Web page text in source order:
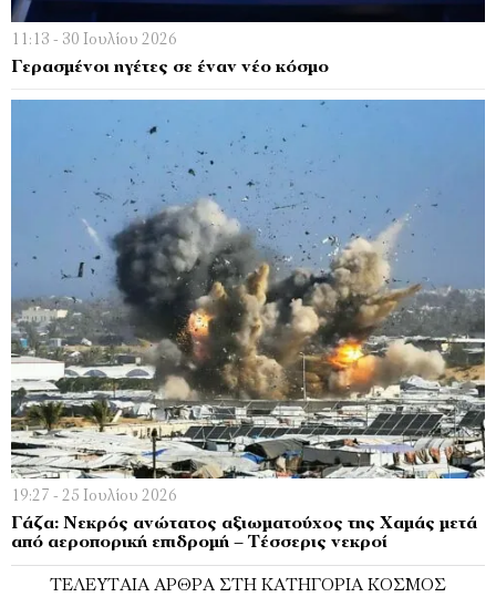
11:13 - 30 Ιουλίου 2026
Γερασμένοι ηγέτες σε έναν νέο κόσμο
19:27 - 25 Ιουλίου 2026
Γάζα: Νεκρός ανώτατος αξιωματούχος της Χαμάς μετά
από αεροπορική επιδρομή – Τέσσερις νεκροί
ΤΕΛΕΥΤΑΊΑ ΆΡΘΡΑ ΣΤΗ ΚΑΤΗΓΟΡΊΑ ΚΌΣΜΟΣ